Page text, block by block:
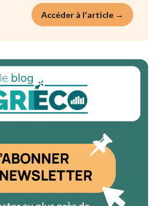
Accéder à l'article →